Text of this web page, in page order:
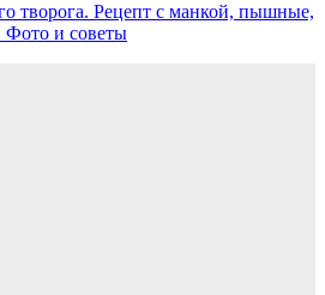
творога. Рецепт с манкой, пышные,
Фото и советы